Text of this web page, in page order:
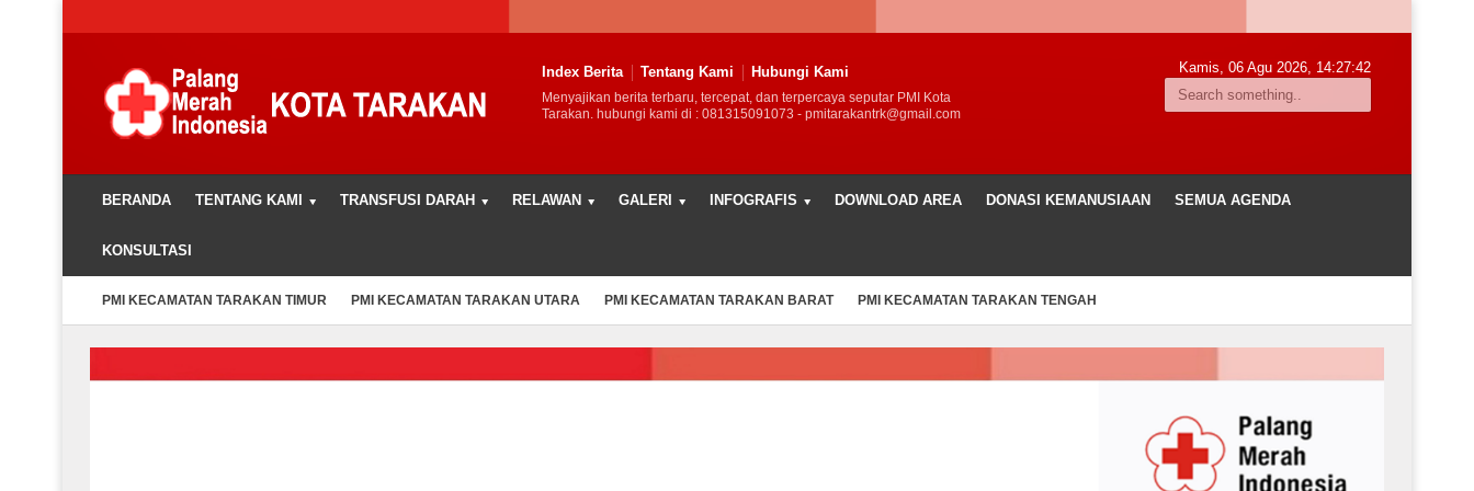
Index Berita Tentang Kami Hubungi Kami
Menyajikan berita terbaru, tercepat, dan terpercaya seputar PMI Kota
Tarakan. hubungi kami di : 081315091073 - pmitarakantrk@gmail.com
Kamis, 06 Agu 2026, 14:27:43
BERANDA TENTANG KAMI TRANSFUSI DARAH RELAWAN GALERI INFOGRAFIS DOWNLOAD AREA DONASI KEMANUSIAAN SEMUA AGENDA
KONSULTASI
PMI KECAMATAN TARAKAN TIMUR PMI KECAMATAN TARAKAN UTARA PMI KECAMATAN TARAKAN BARAT PMI KECAMATAN TARAKAN TENGAH